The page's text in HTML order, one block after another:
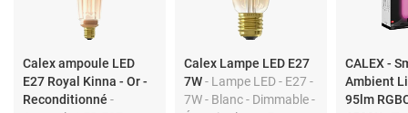
Calex ampoule LED
E27 Royal Kinna - Or -
Reconditionné -
Calex Lampe LED E27
7W- Lampe LED - E27 -
7W - Blanc - Dimmable -
CALEX -
Ambient
95lm